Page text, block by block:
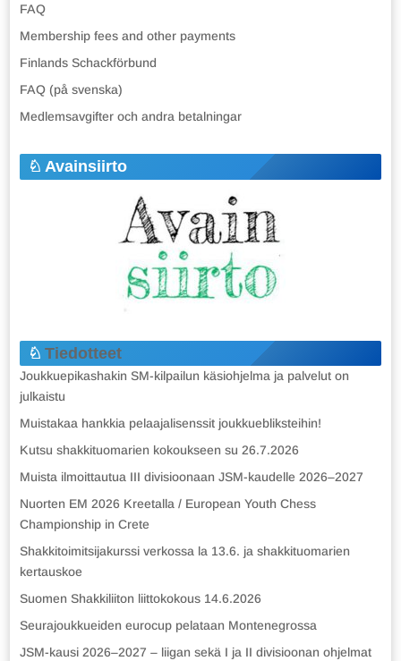
FAQ
Membership fees and other payments
Finlands Schackförbund
FAQ (på svenska)
Medlemsavgifter och andra betalningar
Avainsiirto
Tiedotteet
Joukkuepikashakin SM-kilpailun käsiohjelma ja palvelut on
julkaistu
Muistakaa hankkia pelaajalisenssit joukkuebliksteihin!
Kutsu shakkituomarien kokoukseen su 26.7.2026
Muista ilmoittautua III divisioonaan JSM-kaudelle 2026–2027
Nuorten EM 2026 Kreetalla / European Youth Chess
Championship in Crete
Shakkitoimitsijakurssi verkossa la 13.6. ja shakkituomarien
kertauskoe
Suomen Shakkiliiton liittokokous 14.6.2026
Seurajoukkueiden eurocup pelataan Montenegrossa
JSM-kausi 2026–2027 – liigan sekä I ja II divisioonan ohjelmat